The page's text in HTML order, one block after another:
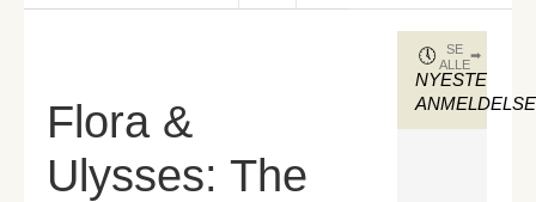
Flora &
Ulysses: The
NYESTE
SE
ALLE